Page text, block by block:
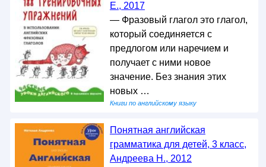
Е., 2017
— Фразовый глагол это глагол,
который соединяется с
предлогом или наречием и
получает с ними новое
значение. Без знания этих
новых …
Книги по английскому языку
Понятная английская
грамматика для детей, 3 класс,
Андреева Н., 2012